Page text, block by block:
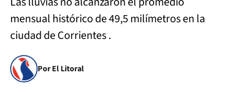
mensual histórico de 49,5 milímetros en la
ciudad de Corrientes .
Por El Litoral